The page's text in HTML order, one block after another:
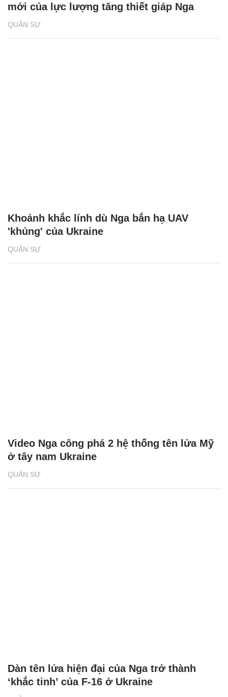
QUÂN SỰ
mới của lực lượng tăng thiết giáp Nga
QUÂN SỰ
Khoảnh khắc lính dù Nga bắn hạ UAV
'khủng' của Ukraine
QUÂN SỰ
Video Nga công phá 2 hệ thống tên lửa Mỹ
ở tây nam Ukraine
Dàn tên lửa hiện đại của Nga trở thành
‘khắc tinh’ của F-16 ở Ukraine